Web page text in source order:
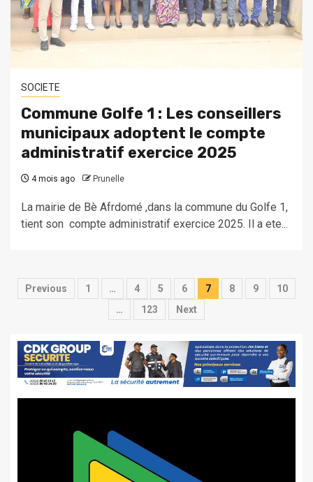
SOCIETE
Commune Golfe 1 : Les conseillers
municipaux adoptent le compte
administratif exercice 2025
4 mois ago Prunelle
La mairie de Bè Afrdomé ,dans la commune du Golfe 1,
tient son compte administratif exercice 2025. Il a ete...
Pagination
publications
Previous 1 … 4 5 6 7 8 9
10
…
123 Next